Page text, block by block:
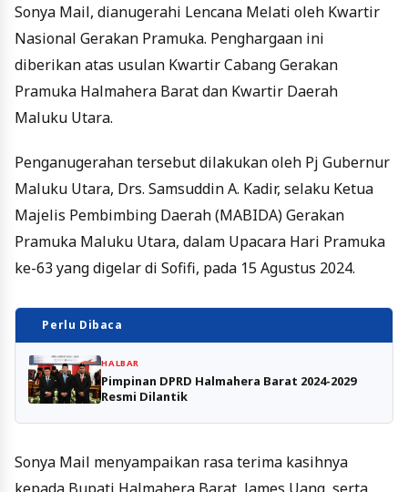
Sonya Mail, dianugerahi Lencana Melati oleh Kwartir
Nasional Gerakan Pramuka. Penghargaan ini
diberikan atas usulan Kwartir Cabang Gerakan
Pramuka Halmahera Barat dan Kwartir Daerah
Maluku Utara.
Penganugerahan tersebut dilakukan oleh Pj Gubernur
Maluku Utara, Drs. Samsuddin A. Kadir, selaku Ketua
Majelis Pembimbing Daerah (MABIDA) Gerakan
Pramuka Maluku Utara, dalam Upacara Hari Pramuka
ke-63 yang digelar di Sofifi, pada 15 Agustus 2024.
Perlu Dibaca
HALBAR
Pimpinan DPRD Halmahera Barat 2024-2029
Resmi Dilantik
Sonya Mail menyampaikan rasa terima kasihnya